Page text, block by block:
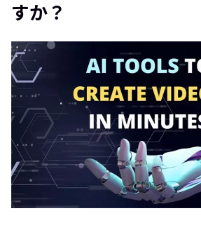
1：画像-動画変換AIツールとは何で
2：便利な写真から動画AIツール5選
3. 比較表を使用して選択をサポー
追加のヒント: HitPaw Video Editor
キスト読み上げツール
4. 画像-動画変換 AIのFAQ
5. 最終的な結論
すか？